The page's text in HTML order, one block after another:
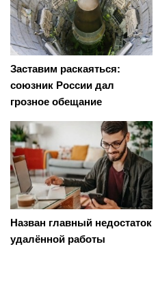
Заставим раскаяться:
союзник России дал
грозное обещание
Назван главный недостаток
удалённой работы